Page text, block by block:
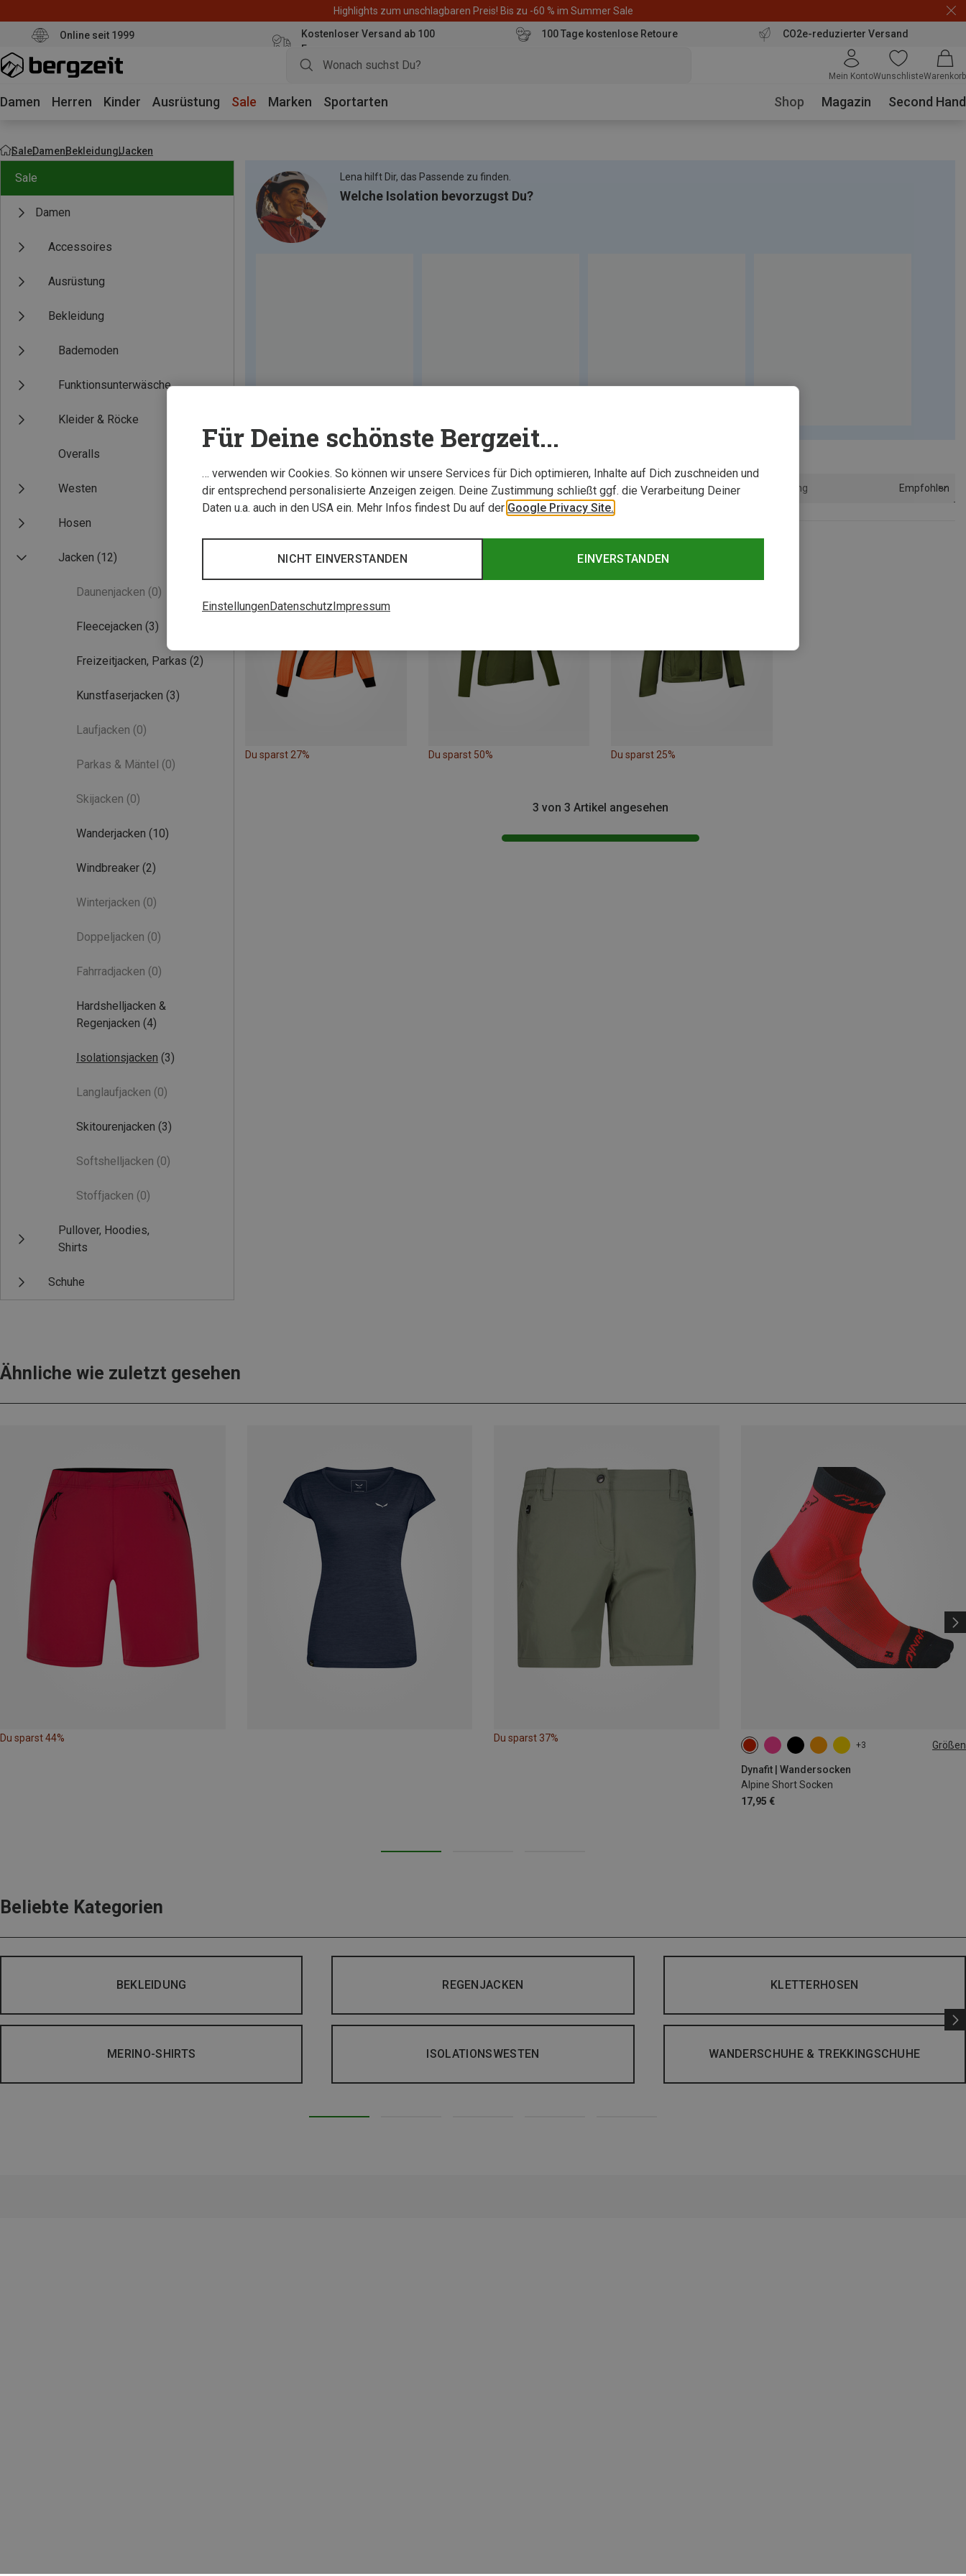
Highlights zum unschlagbaren Preis! Bis zu -60 % im Summer Sale
Online seit 1999
Kostenloser Versand ab 100
Euro
100 Tage kostenlose Retoure CO2e-reduzierter Versand
Mein KontoWunschlisteWarenkorb
Damen Herren Kinder Ausrüstung Sale Marken Sportarten Shop Magazin Second Hand
SaleDamenBekleidungJacken
Sale
Damen
Accessoires
Ausrüstung
Bekleidung
Bademoden
Funktionsunterwäsche
Kleider & Röcke
Overalls
Westen
Hosen
Jacken (12)
Daunenjacken (0)
Fleecejacken (3)
Freizeitjacken, Parkas (2)
Kunstfaserjacken (3)
Laufjacken (0)
Parkas & Mäntel (0)
Skijacken (0)
Wanderjacken (10)
Windbreaker (2)
Winterjacken (0)
Doppeljacken (0)
Fahrradjacken (0)
Hardshelljacken &
Regenjacken (4)
Isolationsjacken (3)
Langlaufjacken (0)
Skitourenjacken (3)
Softshelljacken (0)
Stoffjacken (0)
Pullover, Hoodies,
Shirts
Schuhe
Lena hilft Dir, das Passende zu finden.
Welche Isolation bevorzugst Du?
Sortierung Empfohlen
Du sparst 27% Du sparst 50% Du sparst 25%
3 von 3 Artikel angesehen
Ähnliche wie zuletzt gesehen
Du sparst 44% Du sparst 37%
+3 Größen
Dynafit | Wandersocken
Alpine Short Socken
17,95 €
39|40|41|42 43|44|45|46
Beliebte Kategorien
BEKLEIDUNG REGENJACKEN KLETTERHOSEN
MERINO-SHIRTS ISOLATIONSWESTEN WANDERSCHUHE & TREKKINGSCHUHE
Für Deine schönste Bergzeit...
… verwenden wir Cookies. So können wir unsere Services für Dich optimieren, Inhalte auf Dich zuschneiden und
dir entsprechend personalisierte Anzeigen zeigen. Deine Zustimmung schließt ggf. die Verarbeitung Deiner
Daten u.a. auch in den USA ein. Mehr Infos findest Du auf der Google Privacy Site.
EINVERSTANDEN
NICHT EINVERSTANDEN
EinstellungenDatenschutzImpressum